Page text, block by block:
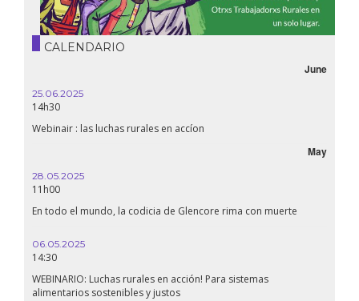
CALENDARIO
June
25.06.2025
14h30
Webinair : las luchas rurales en accíon
May
28.05.2025
11h00
En todo el mundo, la codicia de Glencore rima con muerte
06.05.2025
14:30
WEBINARIO: Luchas rurales en acción! Para sistemas
alimentarios sostenibles y justos